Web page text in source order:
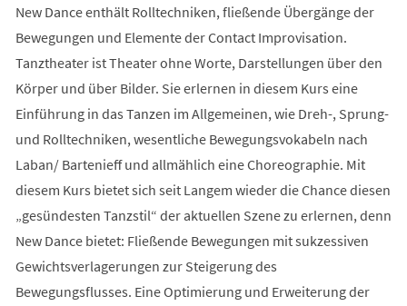
New Dance enthält Rolltechniken, fließende Übergänge der
Bewegungen und Elemente der Contact Improvisation.
Tanztheater ist Theater ohne Worte, Darstellungen über den
Körper und über Bilder. Sie erlernen in diesem Kurs eine
Einführung in das Tanzen im Allgemeinen, wie Dreh-, Sprung-
und Rolltechniken, wesentliche Bewegungsvokabeln nach
Laban/ Bartenieff und allmählich eine Choreographie. Mit
diesem Kurs bietet sich seit Langem wieder die Chance diesen
„gesündesten Tanzstil“ der aktuellen Szene zu erlernen, denn
New Dance bietet: Fließende Bewegungen mit sukzessiven
Gewichtsverlagerungen zur Steigerung des
Bewegungsflusses. Eine Optimierung und Erweiterung der